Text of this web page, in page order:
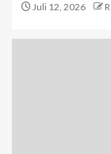
Juli 12, 2026